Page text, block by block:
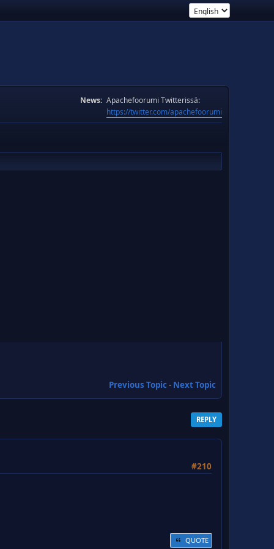
News: Apachefoorumi Twitterissä:
https://twitter.com/apachefoorumi
Previous Topic- Next Topic
REPLY
#210
QUOTE